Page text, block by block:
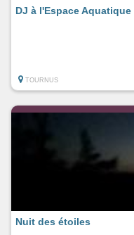
DJ à l'Espace Aquatique
TOURNUS
Nuit des étoiles